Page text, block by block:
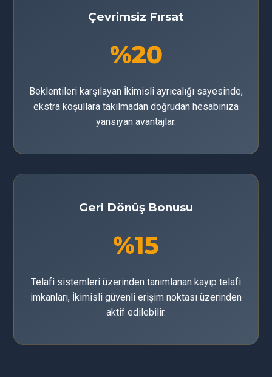
Çevrimsiz Fırsat
%20
Beklentileri karşılayan İkimisli ayrıcalığı sayesinde,
ekstra koşullara takılmadan doğrudan hesabınıza
yansıyan avantajlar.
Geri Dönüş Bonusu
%15
Telafi sistemleri üzerinden tanımlanan kayıp telafi
imkanları, İkimisli güvenli erişim noktası üzerinden
aktif edilebilir.